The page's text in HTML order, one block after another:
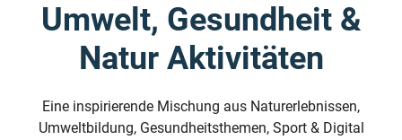
Umwelt, Gesundheit &
Natur Aktivitäten
Eine inspirierende Mischung aus Naturerlebnissen,
Umweltbildung, Gesundheitsthemen, Sport & Digital